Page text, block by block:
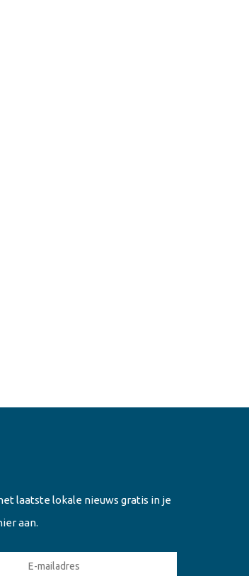
laatste lokale nieuws gratis in je
aan.